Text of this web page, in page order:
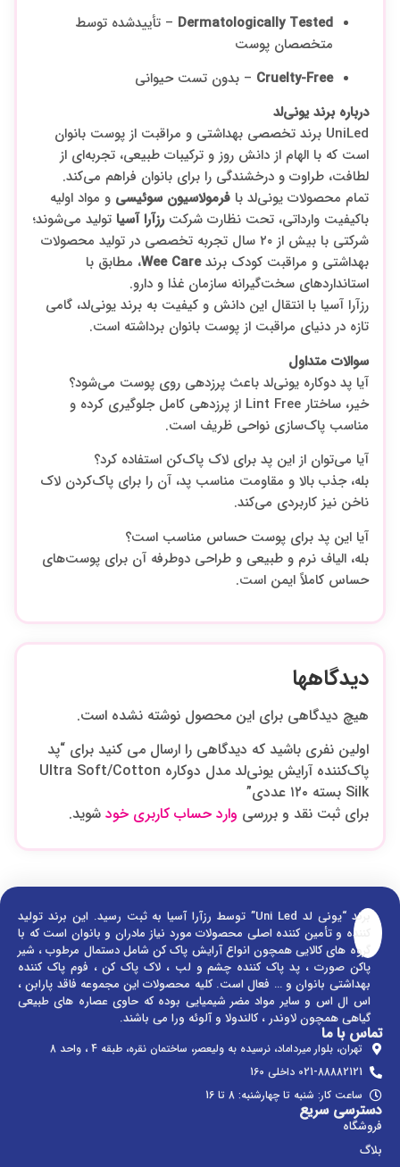
Dermatologically Tested – تأییدشده توسط
متخصصان پوست
Cruelty-Free – بدون تست حیوانی
درباره برند یونی‌لد
UniLed برند تخصصی بهداشتی و مراقبت از پوست بانوان
است که با الهام از دانش روز و ترکیبات طبیعی، تجربه‌ای از
لطافت، طراوت و درخشندگی را برای بانوان فراهم می‌کند.
تمام محصولات یونی‌لد با فرمولاسیون سوئیسی و مواد اولیه
باکیفیت وارداتی، تحت نظارت شرکترزآرا آسیا تولید می‌شوند؛
شرکتی با بیش از ۲۰ سال تجربه تخصصی در تولید محصولات
بهداشتی و مراقبت کودک برندWee Care، مطابق با
استانداردهای سخت‌گیرانه سازمان غذا و دارو.
رزآرا آسیا با انتقال این دانش و کیفیت به برند یونی‌لد، گامی
تازه در دنیای مراقبت از پوست بانوان برداشته است.
سوالات متداول
آیا پد دو‌کاره یونی‌لد باعث پرزدهی روی پوست می‌شود؟
خیر، ساختار Lint Free از پرزدهی کامل جلوگیری کرده و
مناسب پاک‌سازی نواحی ظریف است.
آیا می‌توان از این پد برای لاک پاک‌کن استفاده کرد؟
بله، جذب بالا و مقاومت مناسب پد، آن را برای پاک‌کردن لاک
ناخن نیز کاربردی می‌کند.
آیا این پد برای پوست حساس مناسب است؟
بله، الیاف نرم و طبیعی و طراحی دو‌طرفه آن برای پوست‌های
حساس کاملاً ایمن است.
دیدگاهها
هیچ دیدگاهی برای این محصول نوشته نشده است.
اولین نفری باشید که دیدگاهی را ارسال می کنید برای “پد
پاک‌کننده آرایش یونی‌لد مدل دو‌کاره Ultra Soft/Cotton
Silk بسته ۱۲۰ عددی”
برای ثبت نقد و بررسی وارد حساب کاربری خود شوید.
برند “یونی لد Uni Led” توسط رزآرا آسیا به ثبت رسید. این برند تولید
کننده و تأمین کننده اصلی محصولات مورد نیاز مادران و بانوان است که با
گروه های کالایی همچون انواع آرایش پاک کن شامل دستمال مرطوب ، شیر
پاکن صورت ، پد پاک کننده چشم و لب ، لاک پاک کن ، فوم پاک کننده
بهداشتی بانوان و … فعال است. کلیه محصولات این مجموعه فاقد پارابن ،
اس ال اس و سایر مواد مضر شیمیایی بوده که حاوی عصاره های طبیعی
گیاهی همچون لاوندر ، کالندولا و آلوئه ورا می باشند.
تماس با ما
تهران، بلوار میرداماد، نرسیده به ولیعصر، ساختمان نقره، طبقه 4 ، واحد 8
021-88882121 داخلی 160
ساعت کار: شنبه تا چهارشنبه: 8 تا 16
دسترسی سریع
فروشگاه
بلاگ